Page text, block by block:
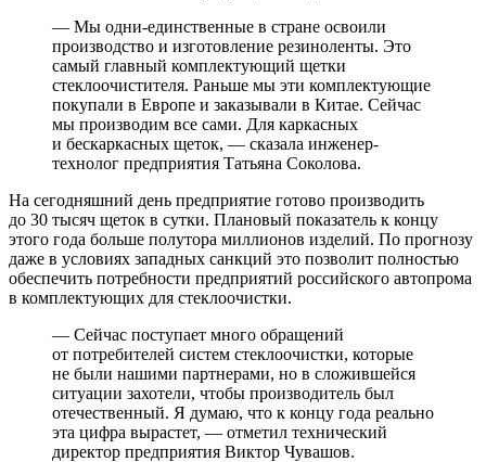
— Мы одни-единственные в стране освоили
производство и изготовление резиноленты. Это
самый главный комплектующий щетки
стеклоочистителя. Раньше мы эти комплектующие
покупали в Европе и заказывали в Китае. Сейчас
мы производим все сами. Для каркасных
и бескаркасных щеток, — сказала инженер-
технолог предприятия Татьяна Соколова.
На сегодняшний день предприятие готово производить
до 30 тысяч щеток в сутки. Плановый показатель к концу
этого года больше полутора миллионов изделий. По прогнозу
даже в условиях западных санкций это позволит полностью
обеспечить потребности предприятий российского автопрома
в комплектующих для стеклоочистки.
— Сейчас поступает много обращений
от потребителей систем стеклоочистки, которые
не были нашими партнерами, но в сложившейся
ситуации захотели, чтобы производитель был
отечественный. Я думаю, что к концу года реально
эта цифра вырастет, — отметил технический
директор предприятия Виктор Чувашов.